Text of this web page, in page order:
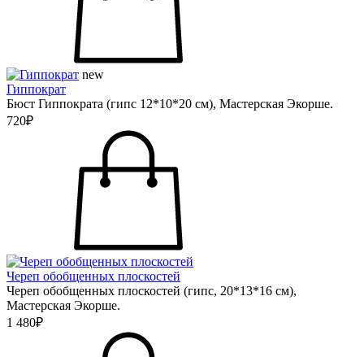
new
Гиппократ
Бюст Гиппократа (гипс 12*10*20 см), Мастерская Экорше.
720₽
Череп обобщенных плоскостей
Череп обобщенных плоскостей (гипс, 20*13*16 см),
Мастерская Экорше.
1 480₽